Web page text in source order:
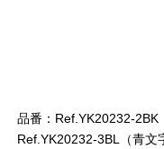
品番：Ref.YK20232-2BK
Ref.YK20232-3BL（青文